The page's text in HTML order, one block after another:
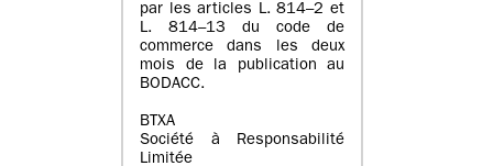
par les articles L. 814–2 et
L. 814–13 du code de
commerce dans les deux
mois de la publication au
BODACC.
BTXA
Société à Responsabilité
Limitée